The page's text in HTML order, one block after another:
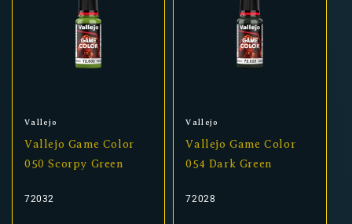
Anbieter:
Vallejo
Vallejo Game Color
050 Scorpy Green
72032
Anbieter:
Vallejo
Vallejo Game Color
054 Dark Green
72028